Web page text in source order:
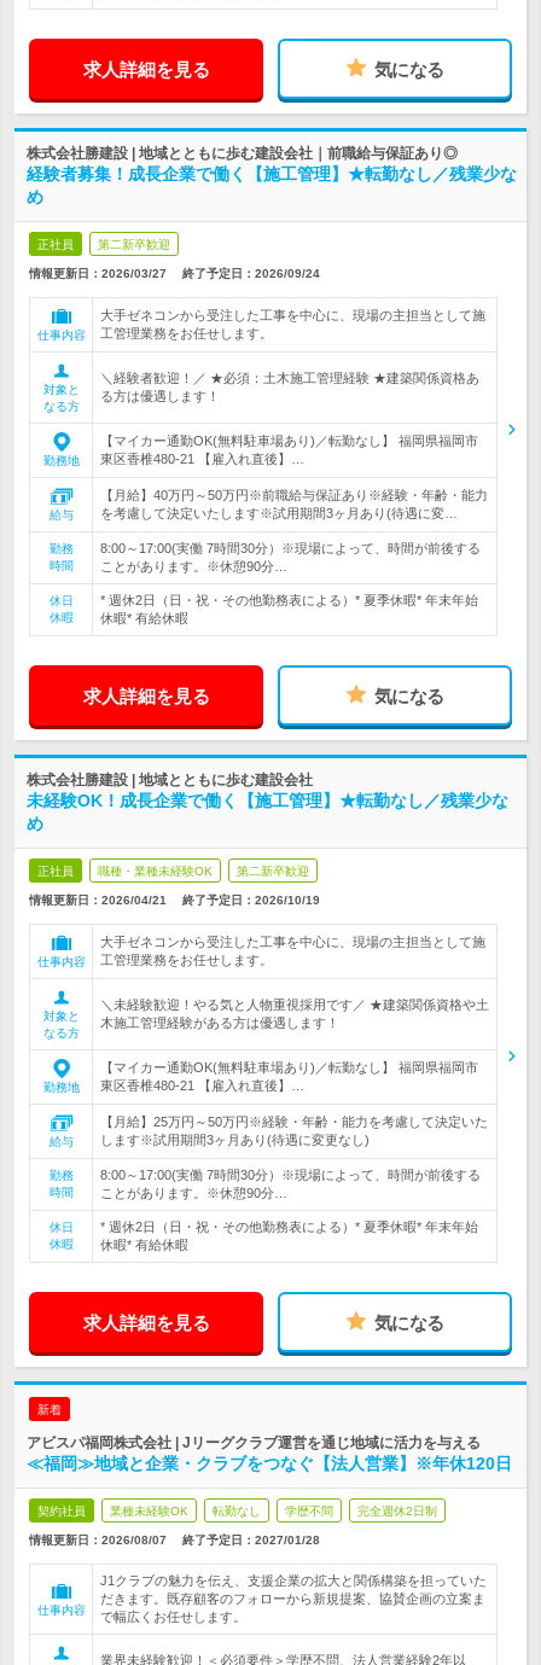
求人詳細を見る 気になる
株式会社勝建設 | 地域とともに歩む建設会社｜前職給与保証あり◎
経験者募集！成長企業で働く【施工管理】★転勤なし／残業少な
め
正社員 第二新卒歓迎
情報更新日：2026/03/27 終了予定日： 2026/09/24
仕事内容
大手ゼネコンから受注した工事を中心に、現場の主担当として施
工管理業務をお任せします。
対象と
なる方
＼経験者歓迎！／ ★必須：土木施工管理経験 ★建築関係資格あ
る方は優遇します！
勤務地
【マイカー通勤OK(無料駐車場あり)／転勤なし】 福岡県福岡市
東区香椎480-21 【雇入れ直後】…
給与
【月給】40万円～50万円※前職給与保証あり※経験・年齢・能力
を考慮して決定いたします※試用期間3ヶ月あり(待遇に変…
勤務
時間
8:00～17:00(実働 7時間30分）※現場によって、時間が前後する
ことがあります。※休憩90分…
休日
休暇
* 週休2日（日・祝・その他勤務表による）* 夏季休暇* 年末年始
休暇* 有給休暇
求人詳細を見る 気になる
株式会社勝建設 | 地域とともに歩む建設会社
未経験OK！成長企業で働く【施工管理】★転勤なし／残業少な
め
正社員 職種・業種未経験OK 第二新卒歓迎
情報更新日：2026/04/21 終了予定日： 2026/10/19
仕事内容
大手ゼネコンから受注した工事を中心に、現場の主担当として施
工管理業務をお任せします。
対象と
なる方
＼未経験歓迎！やる気と人物重視採用です／ ★建築関係資格や土
木施工管理経験がある方は優遇します！
勤務地
【マイカー通勤OK(無料駐車場あり)／転勤なし】 福岡県福岡市
東区香椎480-21 【雇入れ直後】…
給与
【月給】25万円～50万円※経験・年齢・能力を考慮して決定いた
します※試用期間3ヶ月あり(待遇に変更なし)
勤務
時間
8:00～17:00(実働 7時間30分）※現場によって、時間が前後する
ことがあります。※休憩90分…
休日
休暇
* 週休2日（日・祝・その他勤務表による）* 夏季休暇* 年末年始
休暇* 有給休暇
求人詳細を見る 気になる
新着
アビスパ福岡株式会社 | Jリーグクラブ運営を通じ地域に活力を与える
≪福岡≫地域と企業・クラブをつなぐ【法人営業】※年休120日
契約社員 業種未経験OK 転勤なし 学歴不問 完全週休2日制
情報更新日：2026/08/07 終了予定日： 2027/01/28
仕事内容
J1クラブの魅力を伝え、支援企業の拡大と関係構築を担っていた
だきます。既存顧客のフォローから新規提案、協賛企画の立案ま
で幅広くお任せします。
業界未経験歓迎！＜必須要件＞学歴不問、法人営業経験2年以